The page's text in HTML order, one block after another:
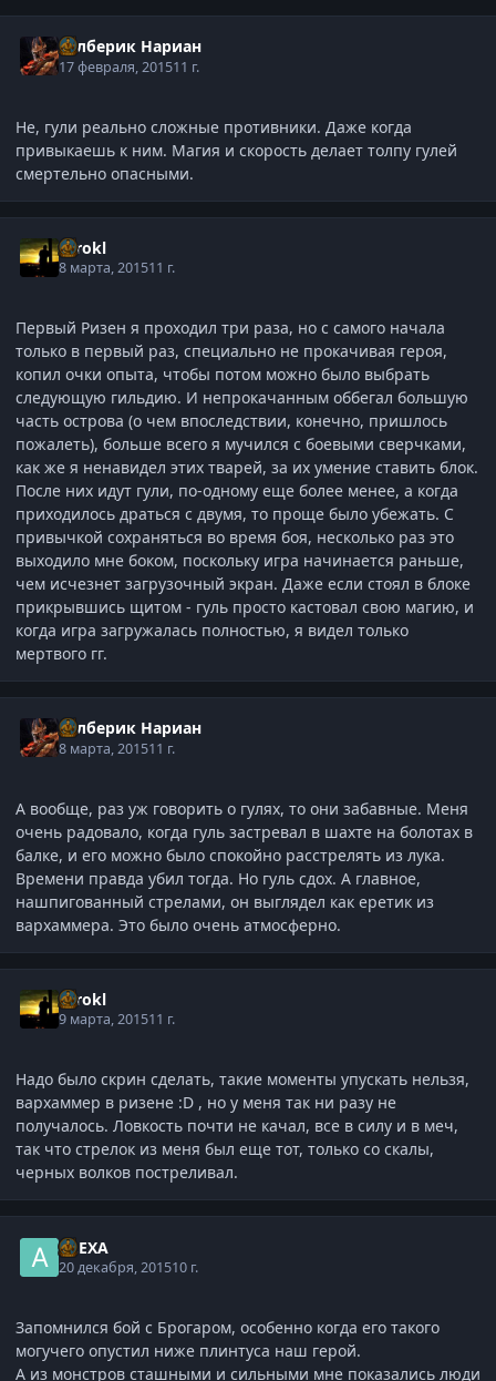
Рэлберик Нариан
17 февраля, 201511 г.
Не, гули реально сложные противники. Даже когда
привыкаешь к ним. Магия и скорость делает толпу гулей
смертельно опасными.
Tarokl
8 марта, 201511 г.
Первый Ризен я проходил три раза, но с самого начала
только в первый раз, специально не прокачивая героя,
копил очки опыта, чтобы потом можно было выбрать
следующую гильдию. И непрокачанным оббегал большую
часть острова (о чем впоследствии, конечно, пришлось
пожалеть), больше всего я мучился с боевыми сверчками,
как же я ненавидел этих тварей, за их умение ставить блок.
После них идут гули, по-одному еще более менее, а когда
приходилось драться с двумя, то проще было убежать. С
привычкой сохраняться во время боя, несколько раз это
выходило мне боком, поскольку игра начинается раньше,
чем исчезнет загрузочный экран. Даже если стоял в блоке
прикрывшись щитом - гуль просто кастовал свою магию, и
когда игра загружалась полностью, я видел только
мертвого гг.
Рэлберик Нариан
8 марта, 201511 г.
А вообще, раз уж говорить о гулях, то они забавные. Меня
очень радовало, когда гуль застревал в шахте на болотах в
балке, и его можно было спокойно расстрелять из лука.
Времени правда убил тогда. Но гуль сдох. А главное,
нашпигованный стрелами, он выглядел как еретик из
вархаммера. Это было очень атмосферно.
Tarokl
9 марта, 201511 г.
Надо было скрин сделать, такие моменты упускать нельзя,
вархаммер в ризене :D , но у меня так ни разу не
получалось. Ловкость почти не качал, все в силу и в меч,
так что стрелок из меня был еще тот, только со скалы,
черных волков постреливал.
ALEXA
20 декабря, 201510 г.
Запомнился бой с Брогаром, особенно когда его такого
могучего опустил ниже плинтуса наш герой.
А из монстров сташными и сильными мне показались люди